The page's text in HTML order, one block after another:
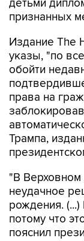
Издание The
обойти
права на
Трампа,
"В Верховном
рождения.
потому что
пояснил
Газета